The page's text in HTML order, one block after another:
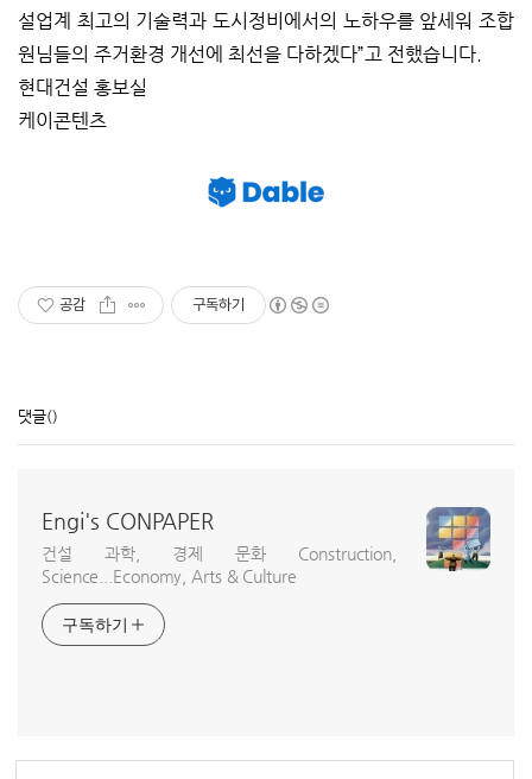
설업계 최고의 기술력과 도시정비에서의 노하우를 앞세워 조합
원님들의 주거환경 개선에 최선을 다하겠다”고 전했습니다.
현대건설 홍보실
케이콘텐츠
공감 구독하기
댓글()
Engi's CONPAPER
건설 과학, 경제 문화 Construction,
Science...Economy, Arts & Culture
구독하기